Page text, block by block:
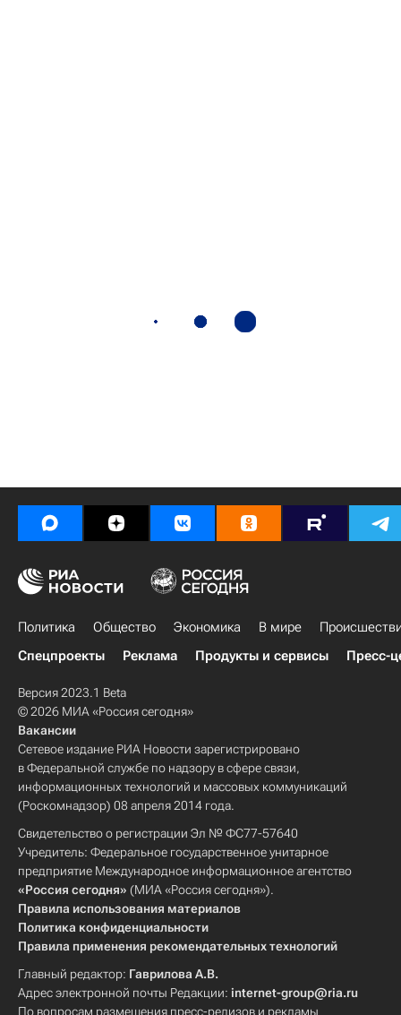
Политика Общество Экономика В мире
Спецпроекты
Реклама Продукты и сервисы Пресс-
Версия 2023.1 Beta
© 2026 МИА «Россия сегодня»
Вакансии
Сетевое издание РИА Новости зарегистрировано
в Федеральной службе по надзору в сфере связи,
информационных технологий и массовых коммуникаций
(Роскомнадзор) 08 апреля 2014 года.
Свидетельство о регистрации Эл № ФС77-57640
Учредитель: Федеральное государственное унитарное
предприятие Международное информационное агентство
«Россия сегодня» (МИА «Россия сегодня»).
Правила использования материалов
Политика конфиденциальности
Правила применения рекомендательных технологий
Главный редактор: Гаврилова А.В.
Адрес электронной почты Редакции: internet-group@ria.ru
По вопросам размещения пресс-релизов и рекламы